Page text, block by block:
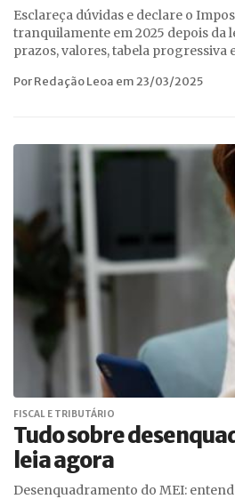
Esclareça dúvidas e declare o
tranquilamente em 2025 depois da
prazos, valores, tabela progressiva
Por Redação Leoa em 23/03/2025
FISCAL E TRIBUTÁRIO
Tudo sobre
leia agora
Desenquadramento do MEI: